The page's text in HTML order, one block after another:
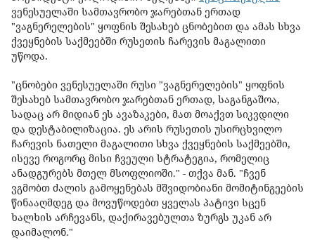
ვენესუელაში სამთავრობო ჯარებთან ერთად
"ვაგნერელების" ყოფნის შესახებ ცნობებით და ამას სხვა
ქვეყნების საქმეებში რუსეთის ჩარევის მაგალითი
უწოდა.
"ცნობები ვენესუელაში რუსი "ვაგნერელების" ყოფნის
შესახებ სამთავრობო ჯარებთან ერთად, საგანგაშოა,
სადაც არ მიდიან ეს ავაზაკები, მათ მოაქვთ სიკვდილი
და დესტაბილიზაცია. ეს არის რუსეთის უსირცხვილო
ჩარევის ნათელი მაგალითი სხვა ქვეყნების საქმეებში,
ისევე როგორც მისი ჩვეული სტრატეგია, რომელიც
ანადგურებს მთელ მსოფლიოში." - თქვა მან. "ჩვენ
ვგმობთ ძალის გამოყენებას მშვიდობიანი მომიტინგეების
წინააღმდეგ და მოვუწოდებთ ყველას პატივი სცენ
ხალხის არჩევანს, დაქირავებულთა ზურგს უკან არ
დაიმალონ."